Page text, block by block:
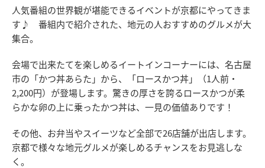
人気番組の世界観が堪能できるイベントが京都にやってきま
す♪ 番組内で紹介された、地元の人おすすめのグルメが大
集合。
会場で出来たてを楽しめるイートインコーナーには、名古屋
市の「かつ丼あらた」から、「ロースかつ丼」（1人前・
2,200円）が登場します。驚きの厚さを誇るロースかつが柔
らかな卵の上に乗ったかつ丼は、一見の価値ありです！
その他、お弁当やスイーツなど全部で26店舗が出店します。
京都で様々な地元グルメが楽しめるチャンスをお見逃しな
く。